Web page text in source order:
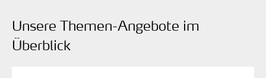
Unsere Themen-Angebote im
Überblick